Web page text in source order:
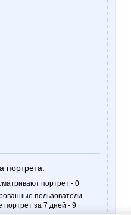
портрета:
портрет - 0
пользователи
портрет за 7 дней - 9